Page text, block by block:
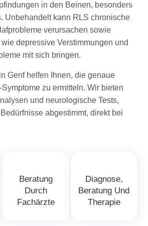
Beratung
Durch
Fachärzte
Diagnose,
Beratung Und
Therapie
in den Beinen, besonders
Unbehandelt kann RLS chronische
verursachen sowie
depressive Verstimmungen und
mit sich bringen.
Genf helfen Ihnen, die genaue
zu ermitteln. Wir bieten
und neurologische Tests,
abgestimmt, direkt bei